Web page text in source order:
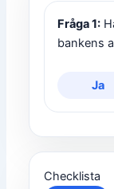
Fråga 1:
bankens
Ja
Checklista